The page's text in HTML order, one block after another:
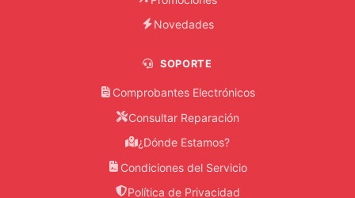
Novedades
SOPORTE
Comprobantes Electrónicos
Consultar Reparación
¿Dónde Estamos?
Condiciones del Servicio
Política de Privacidad